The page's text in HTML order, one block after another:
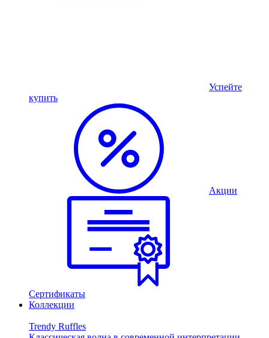
Успейте
купить
Акции
Сертификаты
Коллекции
Trendy Ruffles